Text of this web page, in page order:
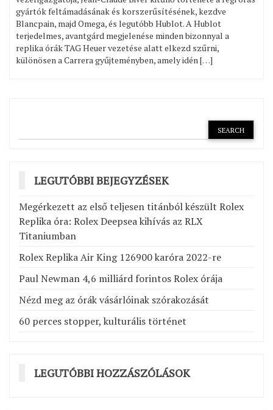
gyártók feltámadásának és korszerűsítésének, kezdve
Blancpain, majd Omega, és legutóbb Hublot. A Hublot
terjedelmes, avantgárd megjelenése minden bizonnyal a
replika órák TAG Heuer vezetése alatt elkezd szűrni,
különösen a Carrera gyűjteményben, amely idén […]
LEGUTÓBBI BEJEGYZÉSEK
Megérkezett az első teljesen titánból készült Rolex
Replika óra: Rolex Deepsea kihívás az RLX
Titaniumban
Rolex Replika Air King 126900 karóra 2022-re
Paul Newman 4,6 milliárd forintos Rolex órája
Nézd meg az órák vásárlóinak szórakozását
60 perces stopper, kulturális történet
LEGUTÓBBI HOZZÁSZÓLÁSOK